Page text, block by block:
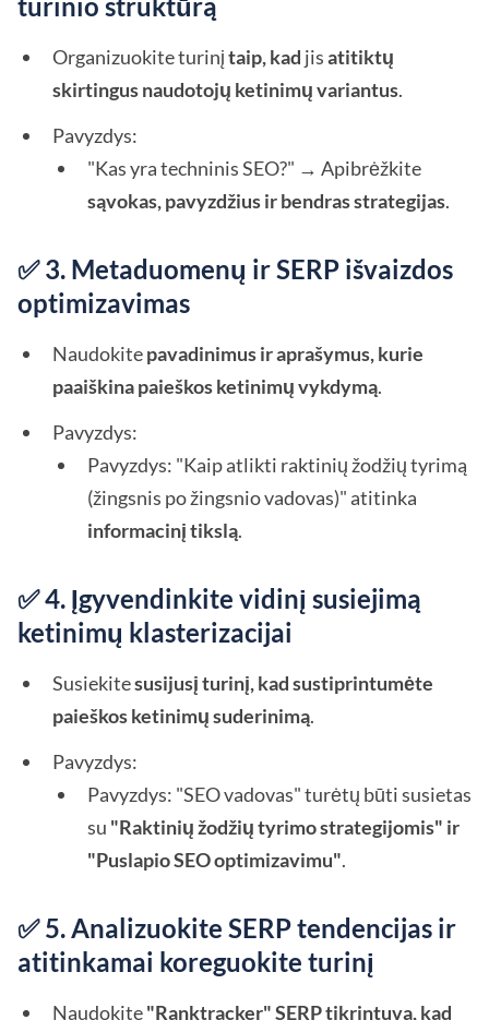
Organizuokite turinįtaip, kad jisatitiktų
skirtingus naudotojų ketinimų variantus.
Pavyzdys:
"Kas yra techninis SEO?" → Apibrėžkite
sąvokas, pavyzdžius ir bendras strategijas.
✅ 3. Metaduomenų ir SERP išvaizdos
optimizavimas
Naudokitepavadinimus ir aprašymus, kurie
paaiškina paieškos ketinimų vykdymą.
Pavyzdys:
Pavyzdys: "Kaip atlikti raktinių žodžių tyrimą
(žingsnis po žingsnio vadovas)" atitinka
informacinį tikslą.
✅ 4. Įgyvendinkite vidinį susiejimą
ketinimų klasterizacijai
Susiekitesusijusį turinį, kad sustiprintumėte
paieškos ketinimų suderinimą.
Pavyzdys:
Pavyzdys: "SEO vadovas" turėtų būti susietas
su "Raktinių žodžių tyrimo strategijomis" ir
"Puslapio SEO optimizavimu".
✅ 5. Analizuokite SERP tendencijas ir
atitinkamai koreguokite turinį
Naudokite"Ranktracker" SERP tikrintuvą, kad